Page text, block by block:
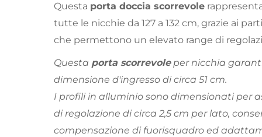
Questa porta doccia scorrevole
tutte le nicchie da 127 a 132 cm, grazie ai
che permettono un elevato range di
Questa porta scorrevoleper nicchia
dimensione d'ingresso di circa 51 cm.
I profili in alluminio sono dimensionati per
di regolazione di circa 2,5 cm per lato,
compensazione di fuorisquadro ed